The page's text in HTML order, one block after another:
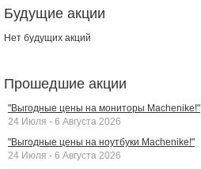
Будущие акции
Нет будущих акций
Прошедшие акции
"Выгодные цены на мониторы Machenike!"
24 Июля - 6 Августа 2026
"Выгодные цены на ноутбуки Machenike!"
24 Июля - 6 Августа 2026